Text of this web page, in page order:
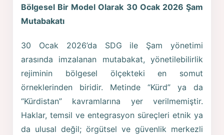
Bölgesel Bir Model Olarak 30 Ocak 2026 Şam
Mutabakatı
30 Ocak 2026’da SDG ile Şam yönetimi
arasında imzalanan mutabakat, yönetilebilirlik
rejiminin bölgesel ölçekteki en somut
örneklerinden biridir. Metinde “Kürd” ya da
“Kürdistan” kavramlarına yer verilmemiştir.
Haklar, temsil ve entegrasyon süreçleri etnik ya
da ulusal değil; örgütsel ve güvenlik merkezli